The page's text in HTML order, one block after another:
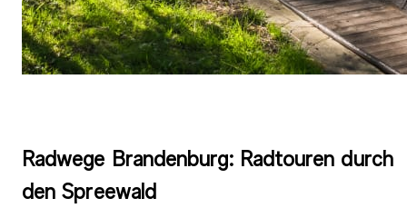
Radwege Brandenburg: Radtouren durch
den Spreewald